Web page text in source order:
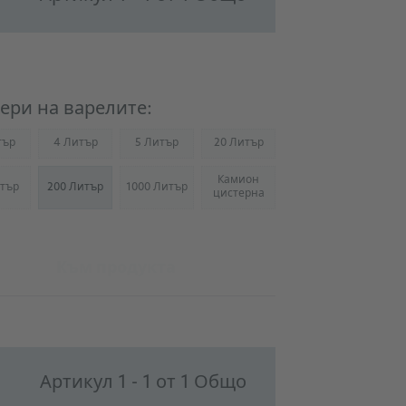
на варелите:
available)4 Литър
(Not available)5 Литър(Not available)20 Литър(Not available)
available)200 Литър 1000 Литър(Not available)
Камион
цистерна(Not available)
Артикул 1 - 1 от 1 Общо